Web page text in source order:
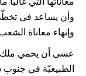
وأن يساعد في تخطّي
وإنهاء معاناة
عسى أن يحمي ملك
الطبيعيّة في جنوب